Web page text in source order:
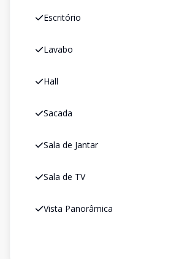
Escritório
Lavabo
Hall
Sacada
Sala de Jantar
Sala de TV
Vista Panorâmica